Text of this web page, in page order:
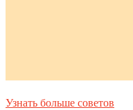
Узнать больше советов